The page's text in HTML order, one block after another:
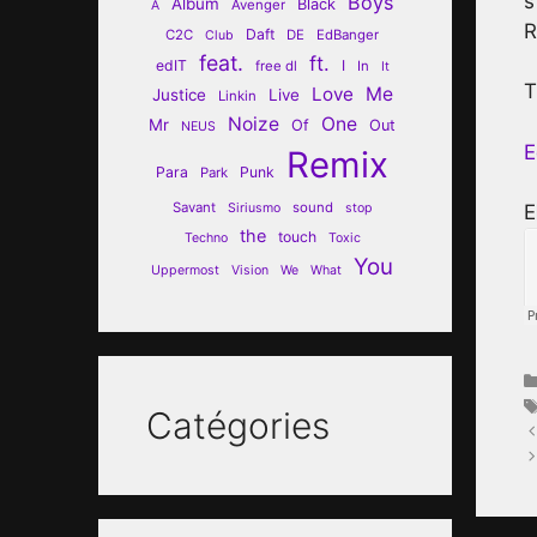
A Avenger Black
C2C Club Daft DE EdBanger
edIT feat. free dl ft. I In It
Justice Linkin Live Love Me
Mr NEUS Noize Of One Out
Para Park Punk Remix
Savant Siriusmo sound
stop
Techno
the touch Toxic
Uppermost Vision We What You
Catégories